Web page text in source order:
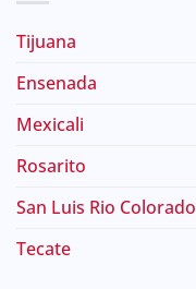
Tijuana
Ensenada
Mexicali
Rosarito
San Luis Rio Colorado
Tecate